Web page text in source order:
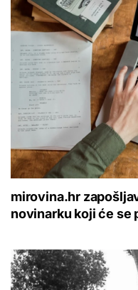
mirovina.hr
novinarku koji će se